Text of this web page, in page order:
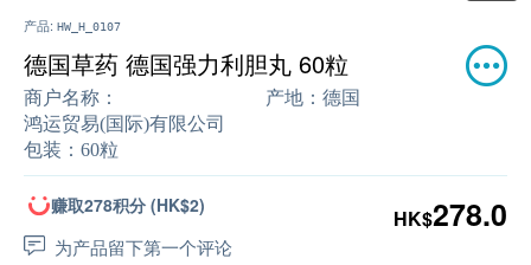
产品: HW_H_0107
德国草药 德国强力利胆丸 60粒
商户名称：
鸿运贸易(国际)有限公司
产地： 德国
包装： 60粒
赚取278积分 (HK$2)
为产品留下第一个评论
HK$278.0